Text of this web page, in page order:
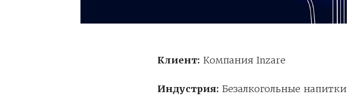
Клиент: Компания Inzare
Индустрия: Безалкогольные напитки